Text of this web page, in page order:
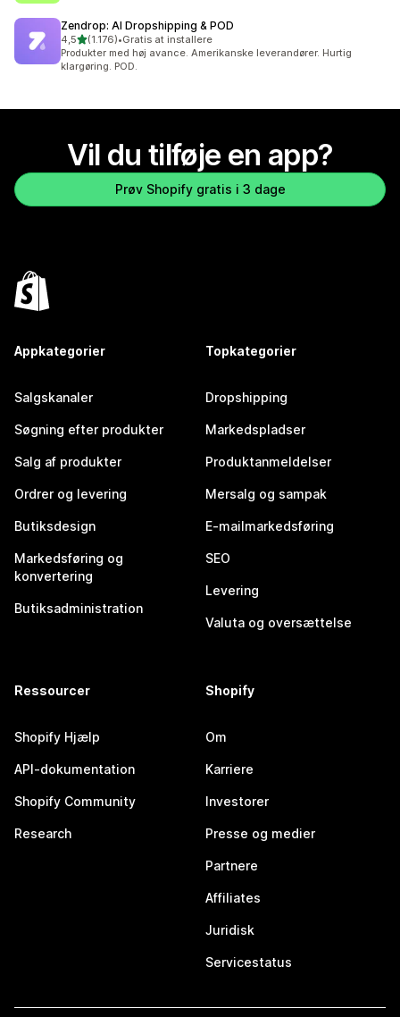
Zendrop: AI Dropshipping & POD
4,5ud af 5 stjerner
(1.176)
1176 anmeldelser i alt
•Gratis at installere
Produkter med høj avance. Amerikanske leverandører. Hurtig
klargøring. POD.
Vil du tilføje en app?
Prøv Shopify gratis i 3 dage
Appkategorier
Salgskanaler
Søgning efter produkter
Salg af produkter
Ordrer og levering
Butiksdesign
Markedsføring og
konvertering
Butiksadministration
Topkategorier
Dropshipping
Markedspladser
Produktanmeldelser
Mersalg og sampak
E-mailmarkedsføring
SEO
Levering
Valuta og oversættelse
Ressourcer
Shopify Hjælp
API-dokumentation
Shopify Community
Research
Shopify
Om
Karriere
Investorer
Presse og medier
Partnere
Affiliates
Juridisk
Servicestatus